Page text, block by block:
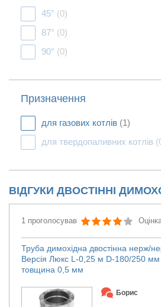
45° (0)
87° (0)
90° (0)
Призначення
для газових котлів (1)
для твердопаливних котлів
ВІДГУКИ ДВОСТІННІ
1 проголосував
Труба димохідна двостінна нерж/
Версія Люкс L-0,25 м D-180/250 мм
товщина 0,5 мм
Борис